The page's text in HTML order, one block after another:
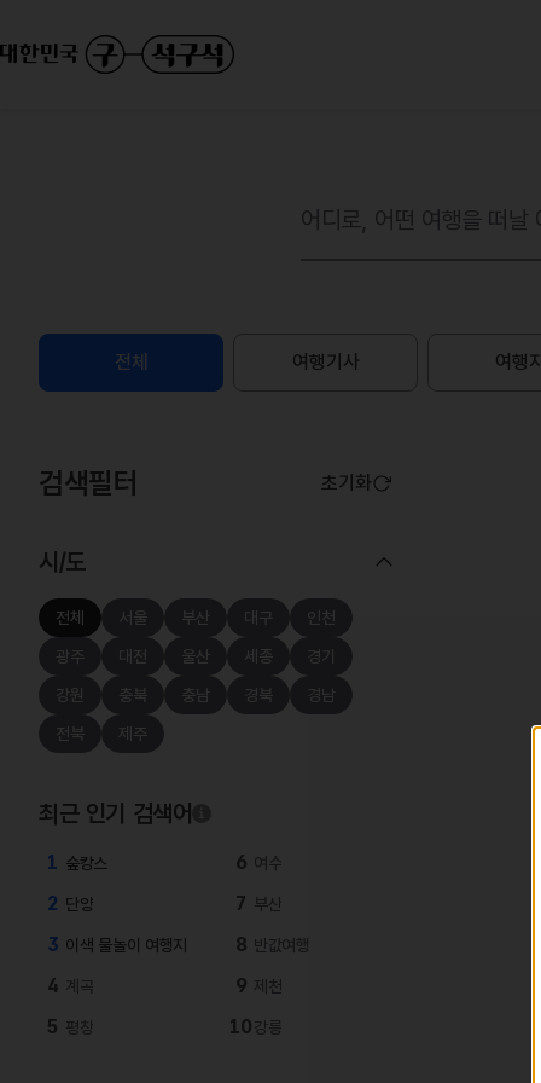
전체 여행기사 여행지
검색필터
시/도
전체 서울 부산 대구
인천
광주
대전 울산 세종
경기
강원
충북 충남 경북
경남
전북
제주
초기화
최근 인기 검색어
1 숲캉스
2 단양
3 이색 물놀이 여행지
4 계곡
5 평창
6 여수
7 부산
8 반값여행
9 제천
10 강릉